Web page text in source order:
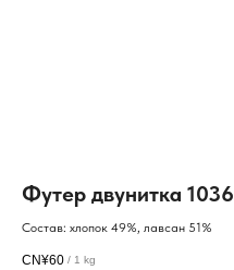
Футер двунитка 1036
Состав: хлопок 49%, лавсан 51%
CN¥60 / 1 kg